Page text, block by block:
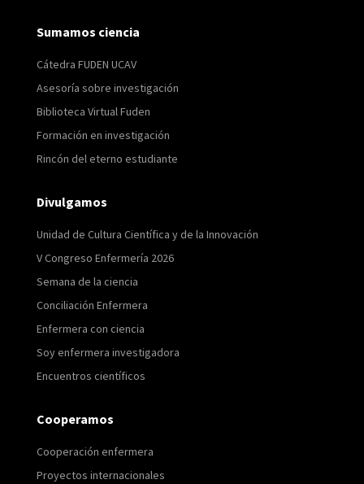
Sumamos ciencia
Cátedra FUDEN UCAV
Asesoría sobre investigación
Biblioteca Virtual Fuden
Formación en investigación
Rincón del eterno estudiante
Divulgamos
Unidad de Cultura Científica y de la Innovación
V Congreso Enfermería 2026
Semana de la ciencia
Conciliación Enfermera
Enfermera con ciencia
Soy enfermera investigadora
Encuentros científicos
Cooperamos
Cooperación enfermera
Proyectos internacionales